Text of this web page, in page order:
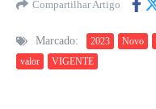
Compartilhar Artigo
Marcado: 2023 Novo
valor
VIGENTE